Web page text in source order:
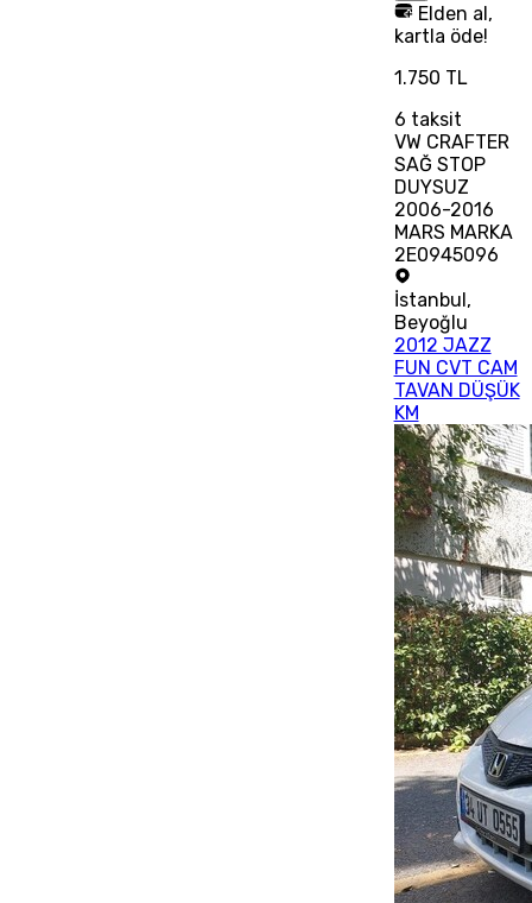
Elden al,
kartla öde!
1.750 TL
6 taksit
VW CRAFTER
SAĞ STOP
DUYSUZ
2006-2016
MARS MARKA
2E0945096
İstanbul,
Beyoğlu
2012 JAZZ
FUN CVT CAM
TAVAN DÜŞÜK
KM